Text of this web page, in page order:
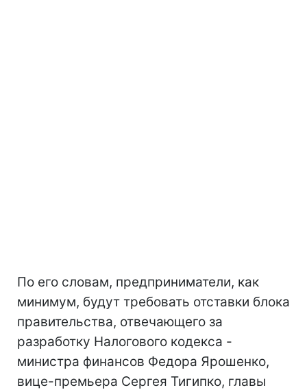
По его словам, предприниматели, как
минимум, будут требовать отставки блока
правительства, отвечающего за
разработку Налогового кодекса -
министра финансов Федора Ярошенко,
вице-премьера Сергея Тигипко, главы